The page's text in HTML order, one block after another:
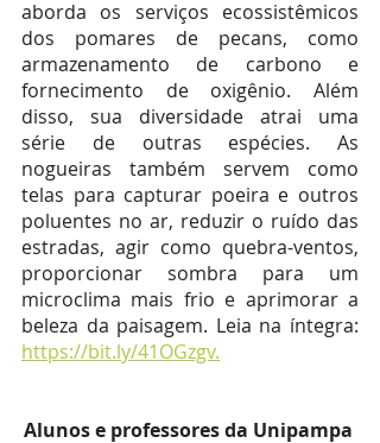
aborda os serviços ecossistêmicos
dos pomares de pecans, como
armazenamento de carbono e
fornecimento de oxigênio. Além
disso, sua diversidade atrai uma
série de outras espécies. As
nogueiras também servem como
telas para capturar poeira e outros
poluentes no ar, reduzir o ruído das
estradas, agir como quebra-ventos,
proporcionar sombra para um
microclima mais frio e aprimorar a
https://bit.ly/41OGzgv.
Alunos e professores da Unipampa